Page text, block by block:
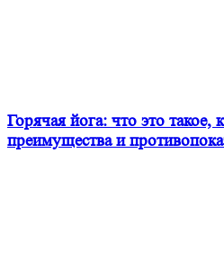
Горячая йога: что это такое,
преимущества и